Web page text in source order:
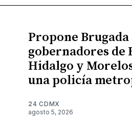
Propone Brugada
gobernadores de
Hidalgo y
una policía
24 CDMX
agosto 5, 2026